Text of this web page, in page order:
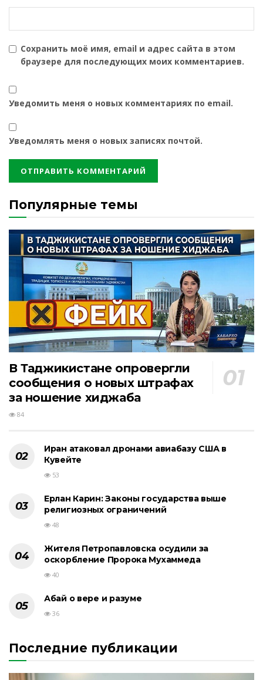
Сохранить моё имя, email и адрес сайта в этом
браузере для последующих моих комментариев.
Уведомить меня о новых комментариях по email.
Уведомлять меня о новых записях почтой.
Популярные темы
В Таджикистане опровергли
сообщения о новых штрафах
за ношение хиджаба
84
Иран атаковал дронами авиабазу США в
Кувейте
53
Ерлан Карин: Законы государства выше
религиозных ограничений
48
Жителя Петропавловска осудили за
оскорбление Пророка Мухаммеда
40
Абай о вере и разуме
36
Последние публикации